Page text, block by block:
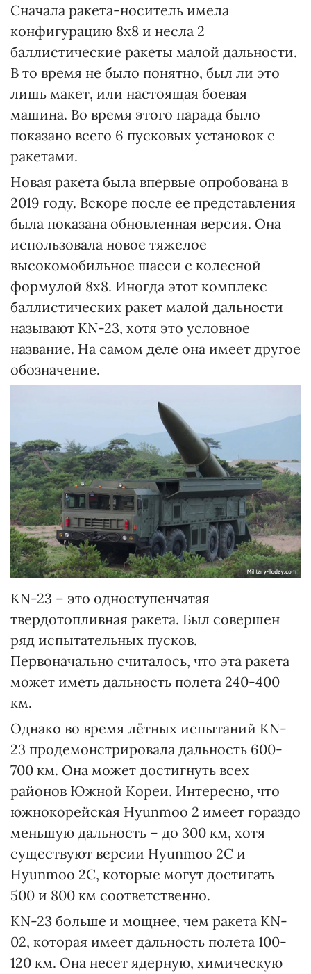
Сначала ракета-носитель имела
конфигурацию 8х8 и несла 2
баллистические ракеты малой дальности.
В то время не было понятно, был ли это
лишь макет, или настоящая боевая
машина. Во время этого парада было
показано всего 6 пусковых установок с
ракетами.
Новая ракета была впервые опробована в
2019 году. Вскоре после ее представления
была показана обновленная версия. Она
использовала новое тяжелое
высокомобильное шасси с колесной
формулой 8х8. Иногда этот комплекс
баллистических ракет малой дальности
называют KN-23, хотя это условное
название. На самом деле она имеет другое
обозначение.
KN-23 – это одноступенчатая
твердотопливная ракета. Был совершен
ряд испытательных пусков.
Первоначально считалось, что эта ракета
может иметь дальность полета 240-400
км.
Однако во время лётных испытаний KN-
23 продемонстрировала дальность 600-
700 км. Она может достигнуть всех
районов Южной Кореи. Интересно, что
южнокорейская Hyunmoo 2 имеет гораздо
меньшую дальность – до 300 км, хотя
существуют версии Hyunmoo 2C и
Hyunmoo 2C, которые могут достигать
500 и 800 км соответственно.
KN-23 больше и мощнее, чем ракета KN-
02, которая имеет дальность полета 100-
120 км. Она несет ядерную, химическую